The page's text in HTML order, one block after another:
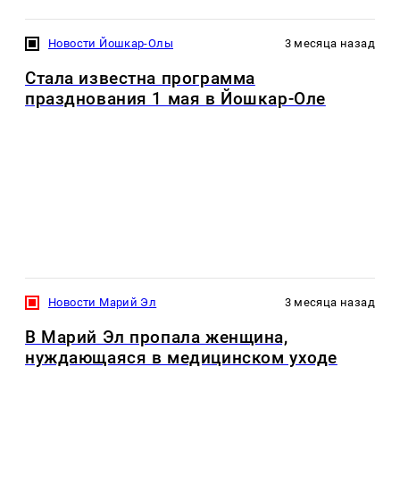
Новости Йошкар-Олы 3 месяца назад
Стала известна программа
празднования 1 мая в Йошкар-Оле
Новости Марий Эл 3 месяца назад
В Марий Эл пропала женщина,
нуждающаяся в медицинском уходе